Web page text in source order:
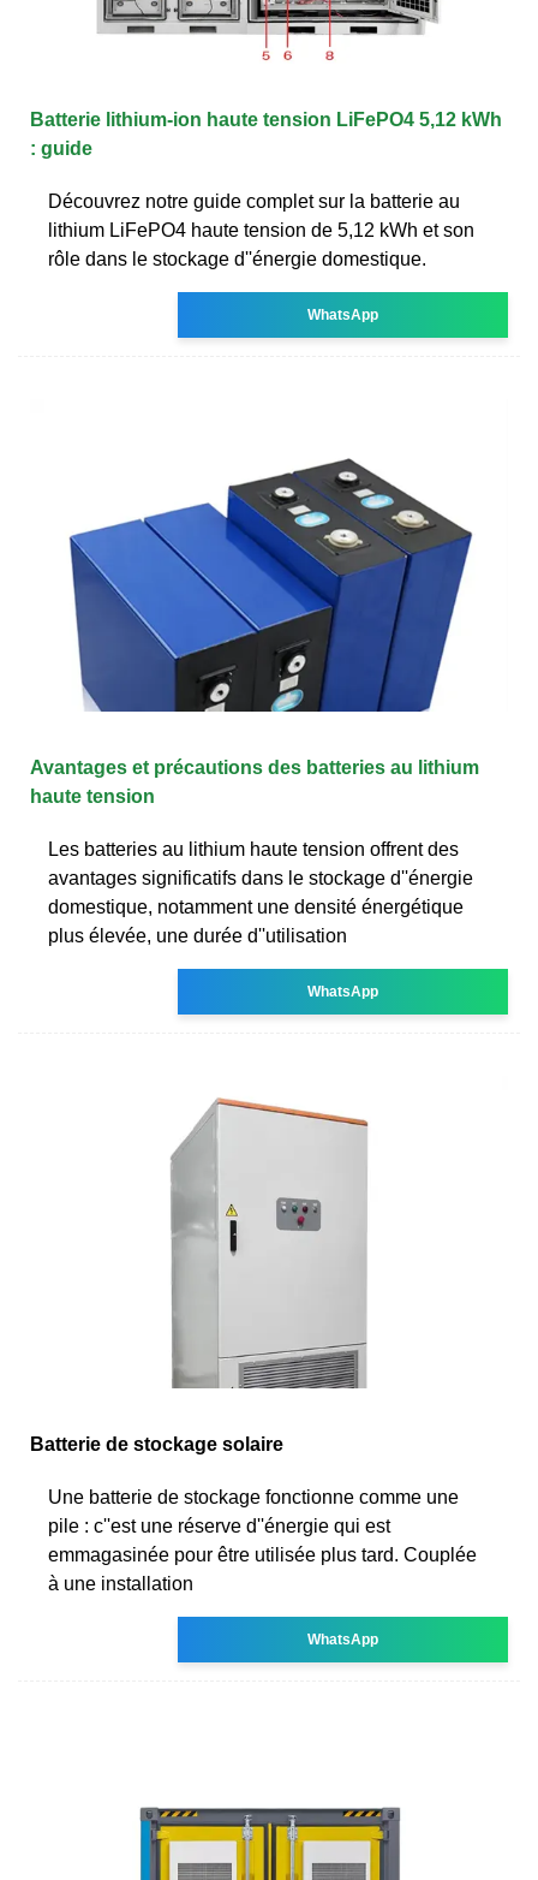
Batterie lithium-ion haute tension LiFePO4 5,12 kWh
: guide
Découvrez notre guide complet sur la batterie au
lithium LiFePO4 haute tension de 5,12 kWh et son
rôle dans le stockage d''énergie domestique.
WhatsApp
Avantages et précautions des batteries au lithium
haute tension
Les batteries au lithium haute tension offrent des
avantages significatifs dans le stockage d''énergie
domestique, notamment une densité énergétique
plus élevée, une durée d''utilisation
WhatsApp
Batterie de stockage solaire
Une batterie de stockage fonctionne comme une
pile : c''est une réserve d''énergie qui est
emmagasinée pour être utilisée plus tard. Couplée
à une installation
WhatsApp